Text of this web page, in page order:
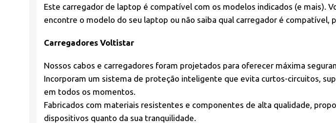
Este carregador de laptop é compatível com os modelos indicados (e mais).
encontre o modelo do seu laptop ou não saiba qual carregador é compatível,
Carregadores Voltistar
Nossos cabos e carregadores foram projetados para oferecer máxima
Incorporam um sistema de proteção inteligente que evita curtos-circuitos,
em todos os momentos.
Fabricados com materiais resistentes e componentes de alta qualidade,
dispositivos quanto da sua tranquilidade.